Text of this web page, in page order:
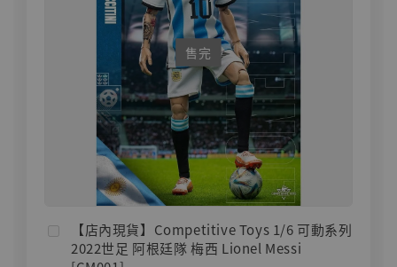
售完
【店內現貨】Competitive Toys 1/6 可動系列
2022世足 阿根廷隊 梅西 Lionel Messi